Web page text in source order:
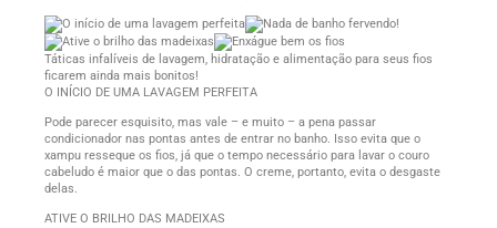
Táticas infalíveis de lavagem, hidratação e alimentação para seus fios
ficarem ainda mais bonitos!
O INÍCIO DE UMA LAVAGEM PERFEITA
Pode parecer esquisito, mas vale – e muito – a pena passar
condicionador nas pontas antes de entrar no banho. Isso evita que o
xampu resseque os fios, já que o tempo necessário para lavar o couro
cabeludo é maior que o das pontas. O creme, portanto, evita o desgaste
delas.
ATIVE O BRILHO DAS MADEIXAS